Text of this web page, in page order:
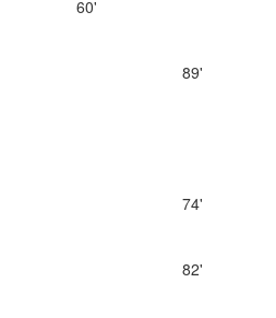
60'
89'
74'
82'